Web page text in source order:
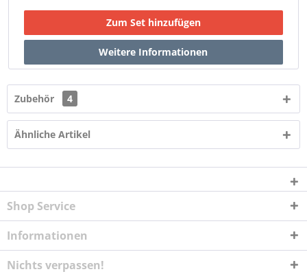
Zubehör 4
Ähnliche Artikel
Shop Service
Informationen
Nichts verpassen!